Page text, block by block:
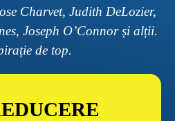
Charvet, Judith DeLozier,
Joseph O’Connor și alții.
de top.